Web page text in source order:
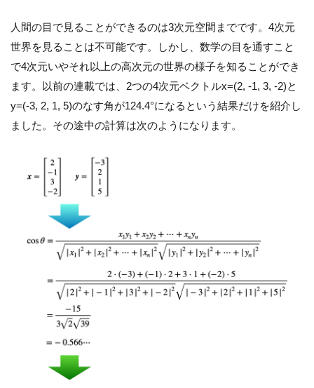
人間の目で見ることができるのは3次元空間までです。4次元
世界を見ることは不可能です。しかし、数学の目を通すこと
で4次元いやそれ以上の高次元の世界の様子を知ることができ
ます。以前の連載では、2つの4次元ベクトルx=(2, -1, 3, -2)と
y=(-3, 2, 1, 5)のなす角が124.4°になるという結果だけを紹介し
ました。その途中の計算は次のようになります。